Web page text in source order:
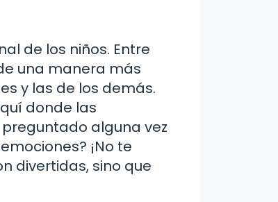
de los niños. Entre
una manera más
y las de los demás.
donde las
alguna vez
¡No te
divertidas, sino que